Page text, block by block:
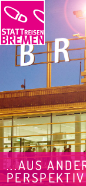
...AUS